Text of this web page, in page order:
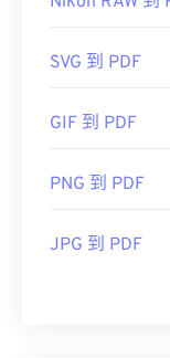
SVG 到 PDF
GIF 到 PDF
PNG 到 PDF
JPG 到 PDF